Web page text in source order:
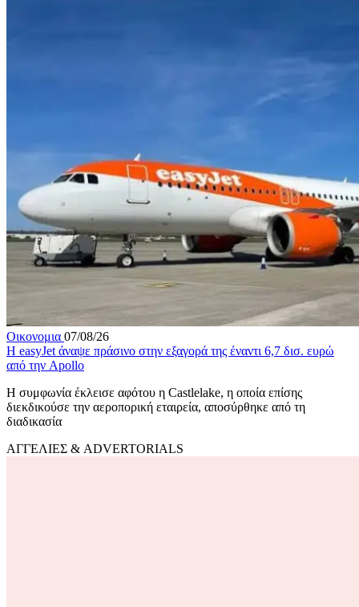
Οικονομια 07/08/26
Η easyJet άναψε πράσινο στην εξαγορά της έναντι 6,7 δισ. ευρώ
από την Apollo
Η συμφωνία έκλεισε αφότου η Castlelake, η οποία επίσης
διεκδικούσε την αεροπορική εταιρεία, αποσύρθηκε από τη
διαδικασία
ΑΓΓΕΛΙΕΣ & ADVERTORIALS